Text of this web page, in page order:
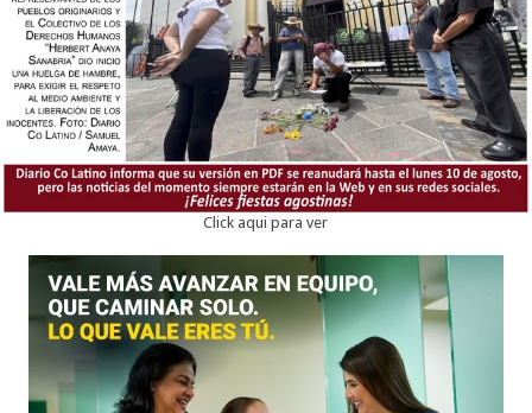
Click aqui para ver